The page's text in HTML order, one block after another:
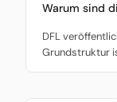
Warum sind
DFL
Grundstruktur